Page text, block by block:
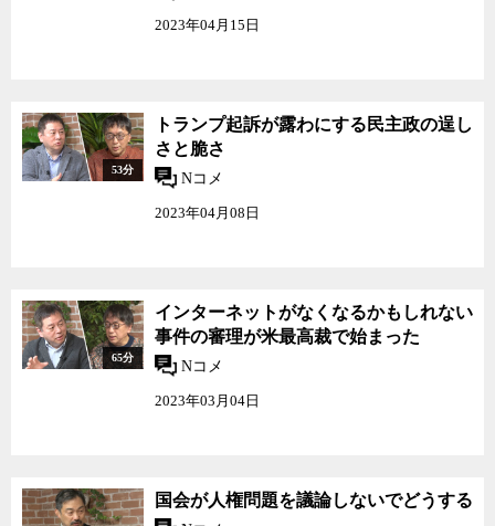
2023年04月15日
53分
トランプ起訴が露わにする民主政の逞し
さと脆さ
Nコメ
2023年04月08日
65分
インターネットがなくなるかもしれない
事件の審理が米最高裁で始まった
Nコメ
2023年03月04日
国会が人権問題を議論しないでどうする